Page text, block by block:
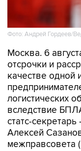
Фото: Андрей Гордеев/
Москва. 6
отсрочки и
качестве
логистических
вследствие
статс-
Алексей
межправсовета